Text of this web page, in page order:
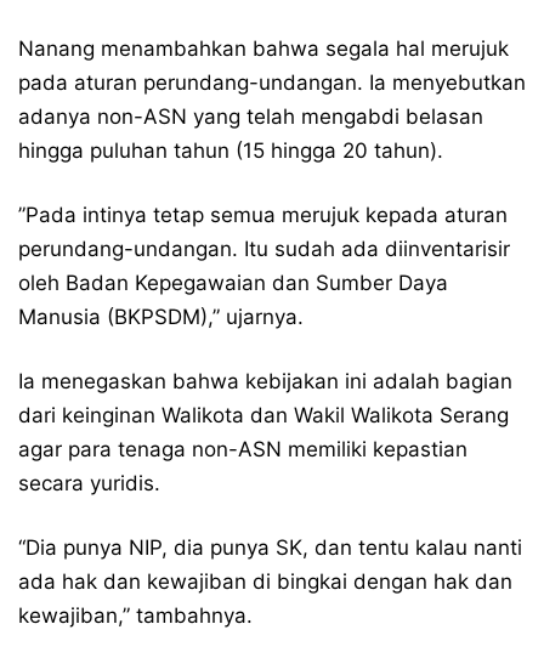
Nanang menambahkan bahwa segala hal merujuk
pada aturan perundang-undangan. Ia menyebutkan
adanya non-ASN yang telah mengabdi belasan
hingga puluhan tahun (15 hingga 20 tahun).
​”Pada intinya tetap semua merujuk kepada aturan
perundang-undangan. Itu sudah ada diinventarisir
oleh Badan Kepegawaian dan Sumber Daya
Manusia (BKPSDM),” ujarnya.
Ia menegaskan bahwa kebijakan ini adalah bagian
dari keinginan Walikota dan Wakil Walikota Serang
agar para tenaga non-ASN memiliki kepastian
secara yuridis.
“Dia punya NIP, dia punya SK, dan tentu kalau nanti
ada hak dan kewajiban di bingkai dengan hak dan
kewajiban,” tambahnya.